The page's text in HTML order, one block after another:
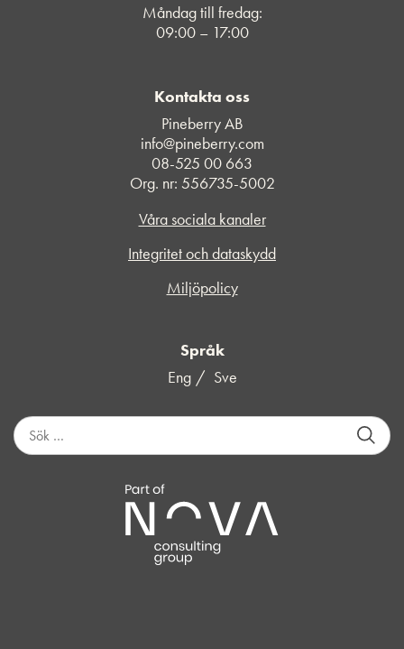
Måndag till fredag:
09:00 – 17:00
Kontakta oss
Pineberry AB
info@pineberry.com
08-525 00 663
Org. nr: 556735-5002
Våra sociala kanaler
Integritet och dataskydd
Miljöpolicy
Språk
Eng
Sve
S
ö
k